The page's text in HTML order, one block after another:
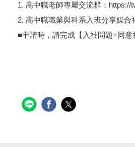
1. 高中職老師專屬交流群：https://
2. 高中職職業與科系入班分享媒合
■申請時，請完成【入社問題+同